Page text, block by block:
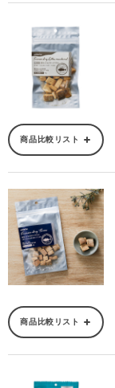
商品比較リスト
商品比較リスト